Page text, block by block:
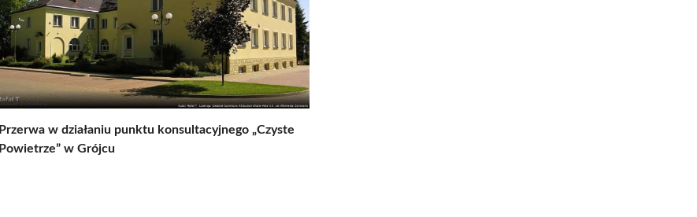
Przerwa w działaniu punktu konsultacyjnego „Czyste
Powietrze” w Grójcu